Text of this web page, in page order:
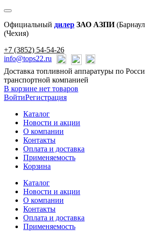
Официальный дилер ЗАО АЗПИ
(Чехия)
+7 (3852) 54-54-26
info@tops22.ru
Доставка топливной аппаратуры по
транспортной компанией
В корзине нет товаров
ВойтиРегистрация
Каталог
Новости и акции
О компании
Контакты
Оплата и доставка
Применяемость
Корзина
Каталог
Новости и акции
О компании
Контакты
Оплата и доставка
Применяемость